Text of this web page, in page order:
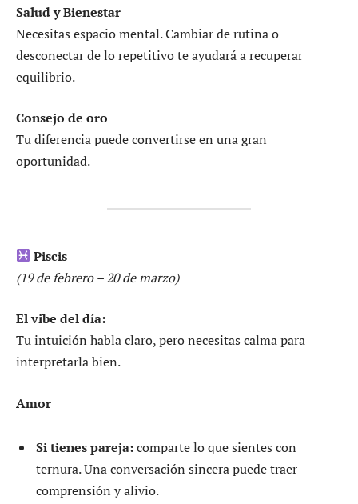
Salud y Bienestar
Necesitas espacio mental. Cambiar de rutina o
desconectar de lo repetitivo te ayudará a recuperar
equilibrio.
Consejo de oro
Tu diferencia puede convertirse en una gran
oportunidad.
Piscis
(19 de febrero – 20 de marzo)
El vibe del día:
Tu intuición habla claro, pero necesitas calma para
interpretarla bien.
Amor
Si tienes pareja:comparte lo que sientes con
ternura. Una conversación sincera puede traer
comprensión y alivio.